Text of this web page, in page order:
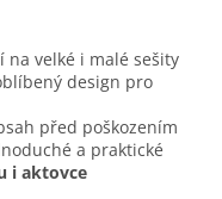
na velké i malé sešity
design pro
před poškozením
a praktické
i aktovce